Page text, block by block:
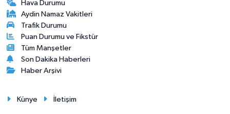
Hava Durumu
Aydin Namaz Vakitleri
Trafik Durumu
Puan Durumu ve Fikstür
Tüm Manşetler
Son Dakika Haberleri
Haber Arşivi
Künye İletişim